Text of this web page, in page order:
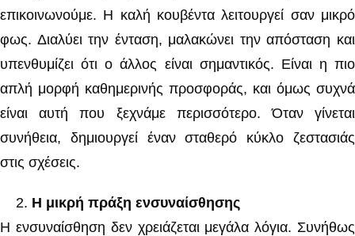
επικοινωνούμε. Η καλή κουβέντα λειτουργεί σαν μικρό
φως. Διαλύει την ένταση, μαλακώνει την απόσταση και
υπενθυμίζει ότι ο άλλος είναι σημαντικός. Είναι η πιο
απλή μορφή καθημερινής προσφοράς, και όμως συχνά
είναι αυτή που ξεχνάμε περισσότερο. Όταν γίνεται
συνήθεια, δημιουργεί έναν σταθερό κύκλο ζεστασιάς
στις σχέσεις.
Η μικρή πράξη ενσυναίσθησης
Η ενσυναίσθηση δεν χρειάζεται μεγάλα λόγια. Συνήθως